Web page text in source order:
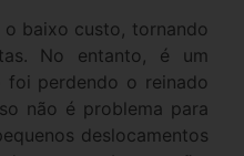
baixo custo, tornando
No entanto, é um
foi perdendo o reinado
não é problema para
deslocamentos